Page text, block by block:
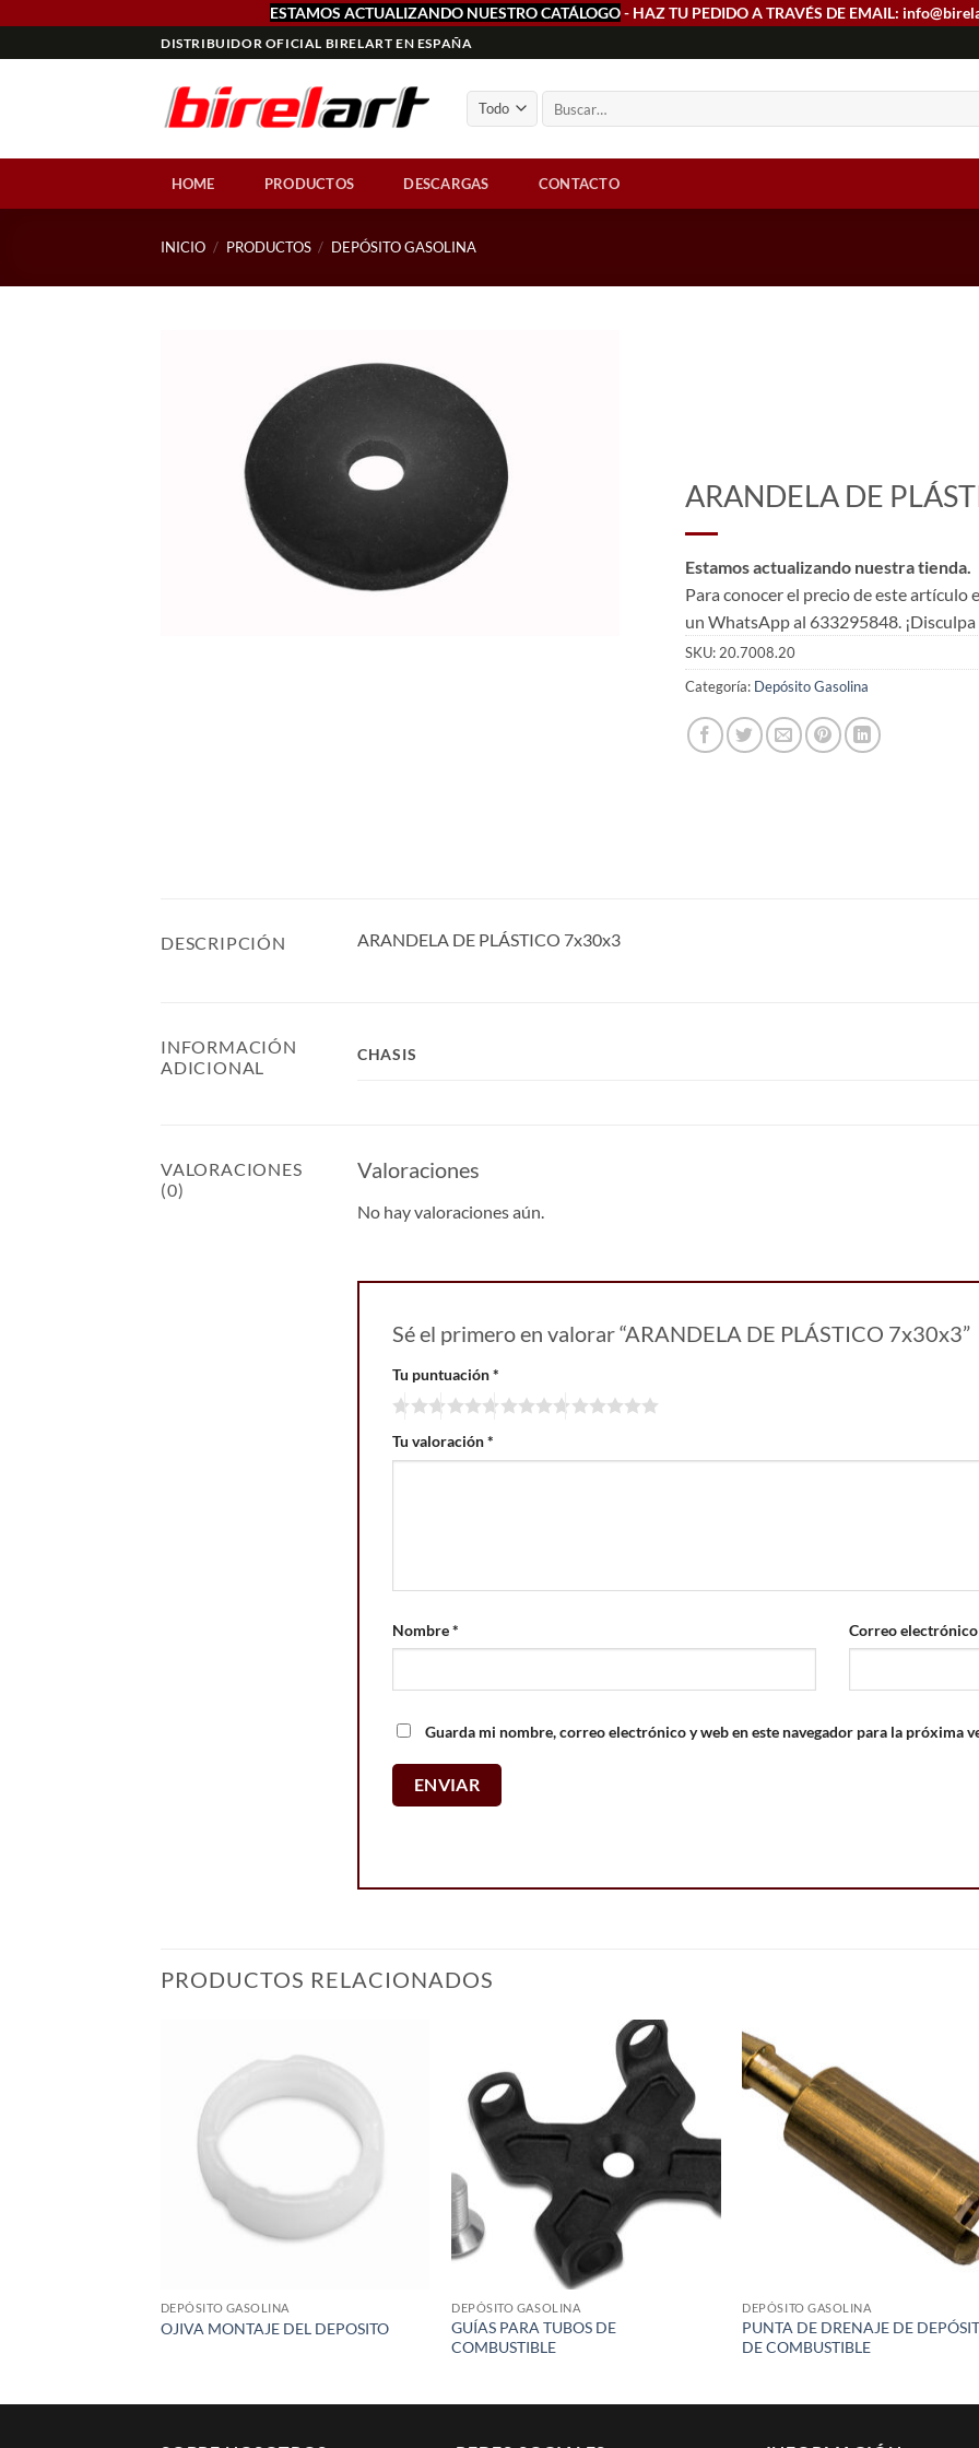
ESTAMOS ACTUALIZANDO NUESTRO CATÁLOGO- HAZ TU PEDIDO A TRAVÉS DE EMAIL:
al
DISTRIBUIDOR OFICIAL BIRELART EN ESPAÑA
HOME PRODUCTOS DESCARGAS CONTACTO
INICIO / PRODUCTOS / DEPÓSITO GASOLINA
ARANDELA DE
Estamos actualizando nuestra tienda.
Para conocer el precio de este artículo
un WhatsApp al 633295848.
SKU:20.7008.20
Categoría: Depósito Gasolina
DESCRIPCIÓN ARANDELA DE PLÁSTICO 7x30x3
INFORMACIÓN
ADICIONAL
CHASIS
VALORACIONES
(0)
Valoraciones
No hay valoraciones aún.
Sé el primero en valorar “ARANDELA DE PLÁSTICO 7x30x3”
Tu puntuación*
Tu valoración*
Nombre* Correo
Guarda mi nombre, correo electrónico y web en este navegador para la próxima
PRODUCTOS RELACIONADOS
wishlist
DEPÓSITO GASOLINA
OJIVA MONTAJE DEL DEPOSITO
Add to
wishlist
DEPÓSITO GASOLINA
GUÍAS PARA TUBOS DE
COMBUSTIBLE
DEPÓSITO GASOLINA
PUNTA DE DRENAJE DE
DE COMBUSTIBLE